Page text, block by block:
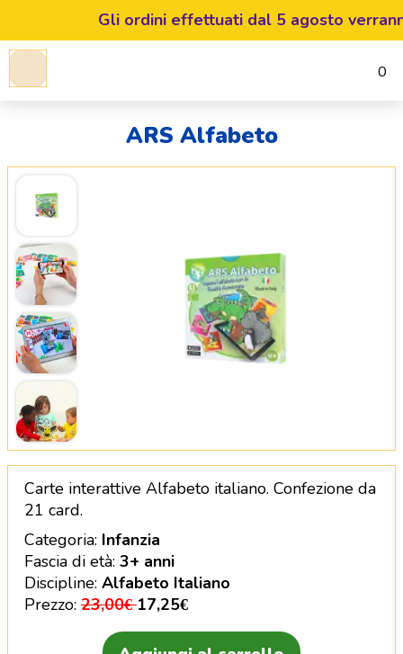
Gli ordini effettuati dal 5 agosto
0
ARS Alfabeto
Carte interattive Alfabeto Italiano – ARS Alfabeto
Carte interattive Alfabeto italiano. Confezione da
21 card.
Categoria: Infanzia
Fascia di età: 3+ anni
Discipline: Alfabeto Italiano
Prezzo:23,00€17,25€